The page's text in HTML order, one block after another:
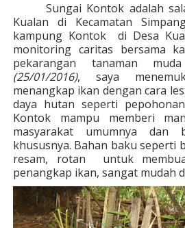
Sungai Kontok adalah
Kualan di Kecamatan
kampung Kontok di Desa
monitoring caritas bersama
pekarangan tanaman
(25/01/2016), saya
menangkap ikan dengan cara
daya hutan seperti
Kontok mampu memberi
masyarakat umumnya dan
khususnya. Bahan baku seperti
resam, rotan untuk
penangkap ikan, sangat mudah